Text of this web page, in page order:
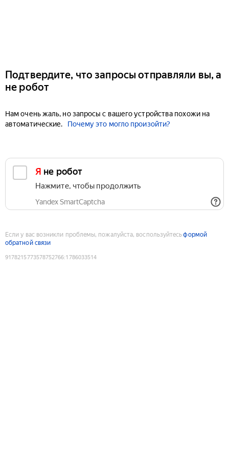
Подтвердите, что запросы отправляли вы, а
не робот
Нам очень жаль, но запросы с вашего устройства похожи на
автоматические.
Почему это могло произойти?
Я не робот
Нажмите, чтобы продолжить
Yandex SmartCaptcha
Если у вас возникли проблемы, пожалуйста, воспользуйтесьформой
обратной связи
9178215773578752766:1786033514